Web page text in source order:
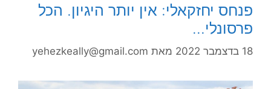
פנחס יחזקאלי: אין יותר היגיון. הכל
פרסונלי…
18 בדצמבר 2022 מאת yehezkeally@gmail.com